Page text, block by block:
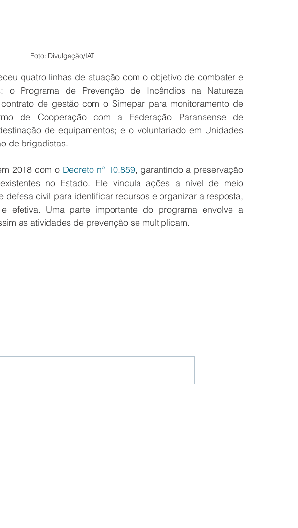
Foto: Divulgação/IAT
quatro linhas de atuação com o objetivo de combater e
o Programa de Prevenção de Incêndios na Natureza
de gestão com o Simepar para monitoramento de
de Cooperação com a Federação Paranaense de
de equipamentos; e o voluntariado em Unidades
de brigadistas.
2018 com o Decreto nº 10.859, garantindo a preservação
no Estado. Ele vincula ações a nível de meio
defesa civil para identificar recursos e organizar a resposta,
efetiva. Uma parte importante do programa envolve a
as atividades de prevenção se multiplicam.